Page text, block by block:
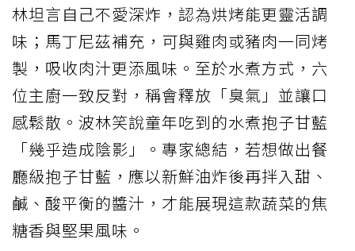
林坦言自己不愛深炸，認為烘烤能更靈活調
味；馬丁尼茲補充，可與雞肉或豬肉一同烤
製，吸收肉汁更添風味。至於水煮方式，六
位主廚一致反對，稱會釋放「臭氣」並讓口
感鬆散。波林笑說童年吃到的水煮抱子甘藍
「幾乎造成陰影」。專家總結，若想做出餐
廳級抱子甘藍，應以新鮮油炸後再拌入甜、
鹹、酸平衡的醬汁，才能展現這款蔬菜的焦
糖香與堅果風味。